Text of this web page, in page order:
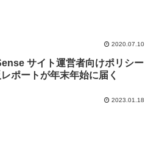
2020.07.10
サイト運営者向けポリシー
ポートが年末年始に届く
2023.01.18